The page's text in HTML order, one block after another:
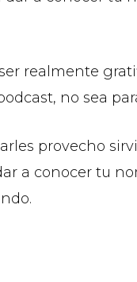
realmente
no sea
provecho
a conocer tu